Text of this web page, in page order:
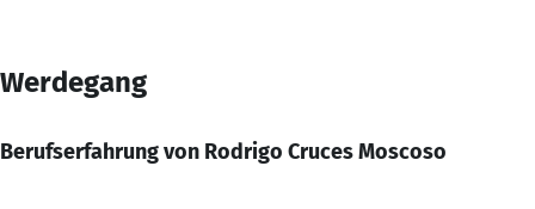
Werdegang
Berufserfahrung von Rodrigo Cruces Moscoso